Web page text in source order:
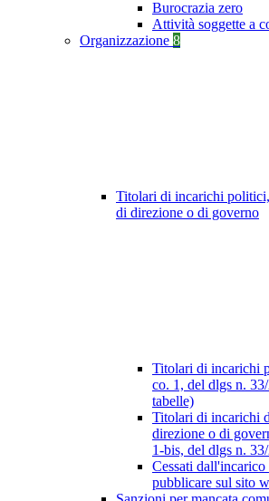
Burocrazia zero
Attività soggette a
Organizzazione 8
Titolari di incarichi
di direzione o di governo
Titolari di incarichi
co. 1, del dlgs n.
tabelle)
Titolari di incarichi
direzione o di
1-bis, del dlgs n.
Cessati
pubblicare sul sito